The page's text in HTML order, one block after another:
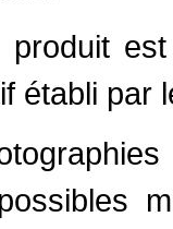
produit
établi par